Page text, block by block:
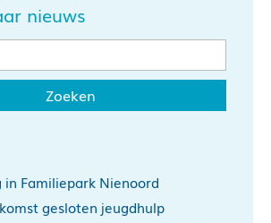
nieuws
in Familiepark Nienoord
gesloten jeugdhulp